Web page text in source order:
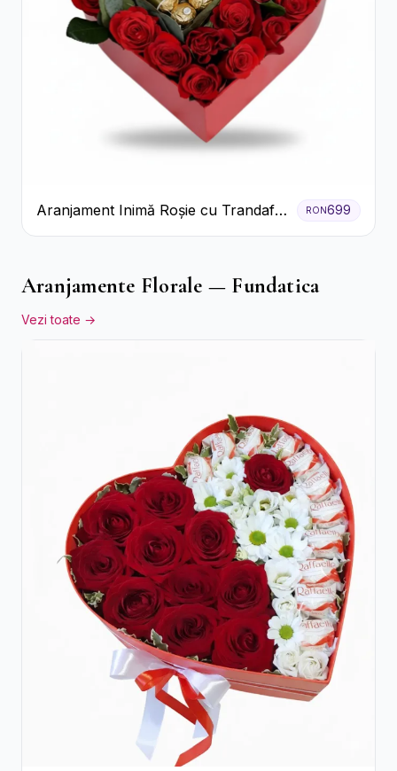
Aranjament Inimă Roșie cu Trandafiri
și Ferrero Rocher Premium
RON699
Aranjamente Florale — Fundatica
Vezi toate →